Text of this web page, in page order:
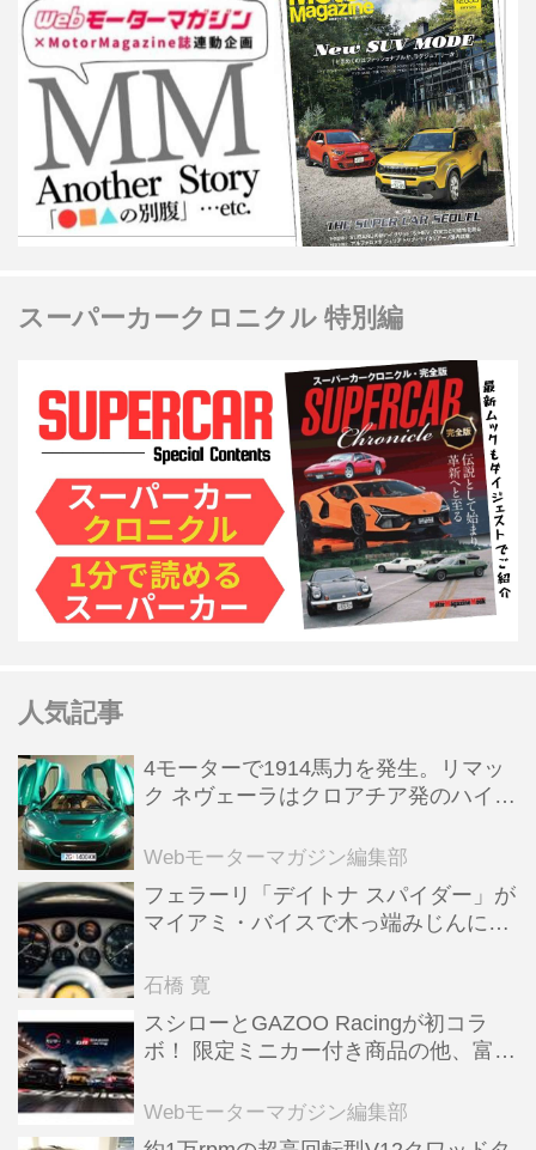
スーパーカークロニクル 特別編
人気記事
4モーターで1914馬力を発生。リマッ
ク ネヴェーラはクロアチア発のハイパ
全版／115】
Webモーターマガジン編集部
フェラーリ「デイトナ スパイダー」が
マイアミ・バイスで木っ端みじんにな
石橋 寛
スシローとGAZOO Racingが初コラ
ボ！ 限定ミニカー付き商品の他、富士
る抽選企画などを展開
Webモーターマガジン編集部